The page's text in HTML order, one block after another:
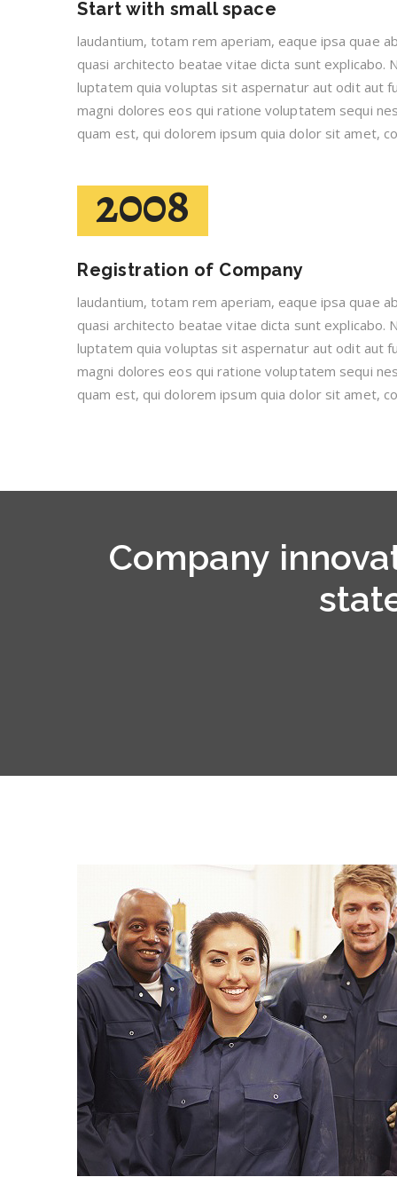
Start with small space
laudantium, totam rem aperiam, eaque ipsa quae
quasi architecto beatae vitae dicta sunt explicabo.
luptatem quia voluptas sit aspernatur aut odit aut
magni dolores eos qui ratione voluptatem sequi
quam est, qui dolorem ipsum quia dolor sit amet,
2008
Registration of Company
laudantium, totam rem aperiam, eaque ipsa quae
quasi architecto beatae vitae dicta sunt explicabo.
luptatem quia voluptas sit aspernatur aut odit aut
magni dolores eos qui ratione voluptatem sequi
quam est, qui dolorem ipsum quia dolor sit amet,
Company